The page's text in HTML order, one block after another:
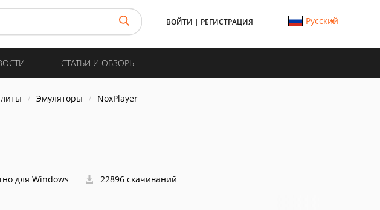
ВОЙТИ | РЕГИСТРАЦИЯ Русский
СТАТЬИ И ОБЗОРЫ
Эмуляторы NoxPlayer
для Windows 22896 скачиваний